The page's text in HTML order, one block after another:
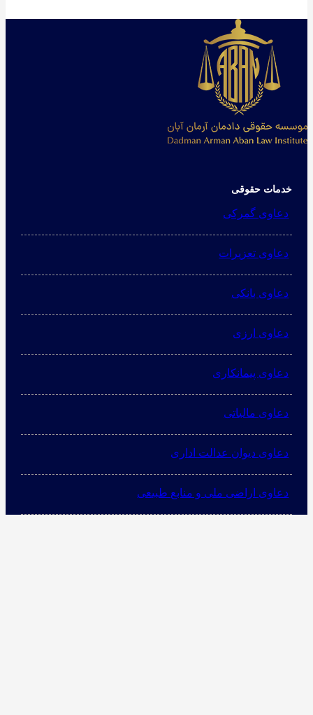
خدمات حقوقی
دعاوی گمرکی
دعاوی تعزیرات
دعاوی بانکی
دعاوی ارزی
دعاوی پیمانکاری
دعاوی مالیاتی
دعاوی دیوان عدالت اداری
دعاوی اراضی ملی و منابع طبیعی